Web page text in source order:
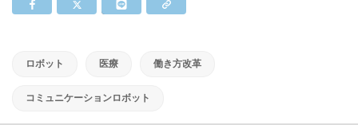
ロボット 医療 働き方改革
コミュニケーションロボット